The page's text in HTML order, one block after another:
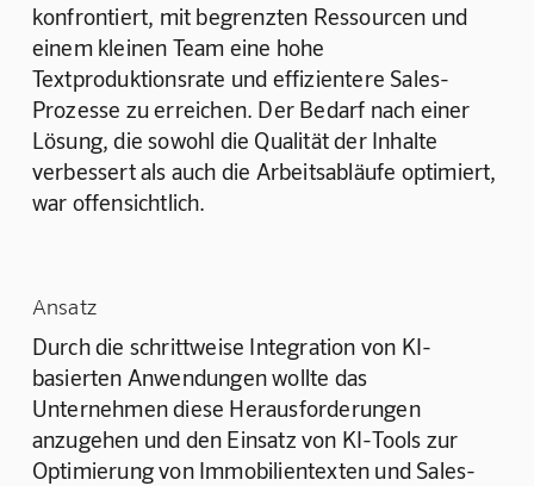
konfrontiert, mit begrenzten Ressourcen und
einem kleinen Team eine hohe
Textproduktionsrate und effizientere Sales-
Prozesse zu erreichen. Der Bedarf nach einer
Lösung, die sowohl die Qualität der Inhalte
verbessert als auch die Arbeitsabläufe optimiert,
war offensichtlich.
Ansatz
Durch die schrittweise Integration von KI-
basierten Anwendungen wollte das
Unternehmen diese Herausforderungen
anzugehen und den Einsatz von KI-Tools zur
Optimierung von Immobilientexten und Sales-